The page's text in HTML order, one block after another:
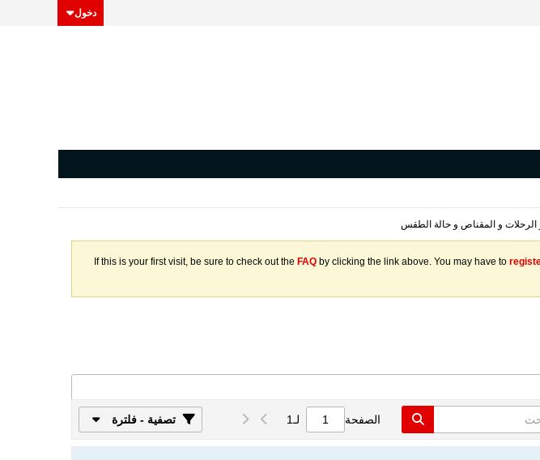
دخول
الرحلات و المقناص و حالة الطقس
If this is your first visit, be sure to check out the FAQ by clicking the link above. You may have to
الصفحة لـ1 تصفية - فلترة